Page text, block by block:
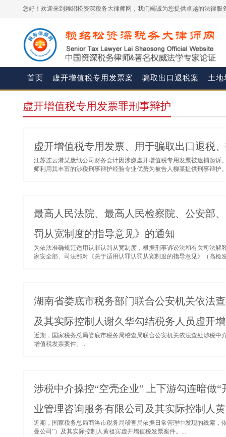
您好！欢迎来到赖绍松资深税务大律师网，我们竭诚为您提供卓越的法律服
首页 虚开增值税专用发票案 骗取出口退税案 土地
虚开增值税专用发票罪刑事辩护
虚开增值税专用发票、用于骗取出口退税
江苏连云港某废纸公司财务会计因涉嫌虚开增值税专用发票被逮捕起
师利用其丰富的涉税刑事辩护经验专业优势为被告人柳某提供刑事辩护
最高人民法院、最高人民检察院、公安部
罚从宽制度的指导意见》的通知
为依法准确规范适用认罪认罚从宽制度，根据刑事诉讼法和有关司法
家安全部、司法部对《关于适用认罪认罚从宽制度的指导意见》（高检
湖南省娄底市税务部门联合公安机关依法
及其实际控制人谢久华勾结税务人员虚开
近期，国家税务总局娄底市税务局稽查局联合公安机关依法查处涉税
增值税发票案件。...
涉税中介操控“空壳企业” 上下游勾连暗
业管理咨询服务有限公司及其实际控制人
近期，国家税务总局商洛市税务局稽查局依据日常管理中发现的线索
曼公司”）及其实际控制人黄祖宾虚开增值税发票案件。...